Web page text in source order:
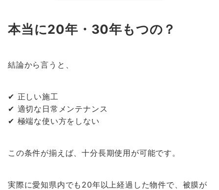
本当に20年・30年もつの？
結論から言うと、
✔ 正しい施工
✔ 適切な日常メンテナンス
✔ 極端な使い方をしない
この条件が揃えば、十分長期使用が可能です。
実際に愛知県内でも20年以上経過した物件で、被膜が